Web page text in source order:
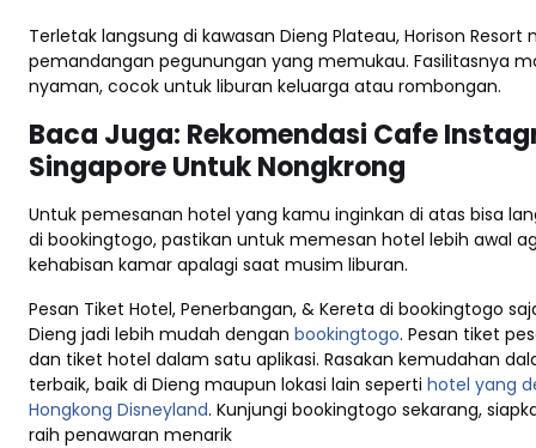
Terletak langsung di kawasan Dieng Plateau, Horison Resort
pemandangan pegunungan yang memukau. Fasilitasnya
nyaman, cocok untuk liburan keluarga atau rombongan.
Baca Juga: Rekomendasi Cafe
Singapore Untuk Nongkrong
Untuk pemesanan hotel yang kamu inginkan di atas bisa
di bookingtogo, pastikan untuk memesan hotel lebih awal
kehabisan kamar apalagi saat musim liburan.
Pesan Tiket Hotel, Penerbangan, & Kereta di bookingtogo
Dieng jadi lebih mudah dengan bookingtogo. Pesan tiket
dan tiket hotel dalam satu aplikasi. Rasakan kemudahan
terbaik, baik di Dieng maupun lokasi lain seperti hotel yang
Hongkong Disneyland. Kunjungi bookingtogo sekarang,
raih penawaran menarik